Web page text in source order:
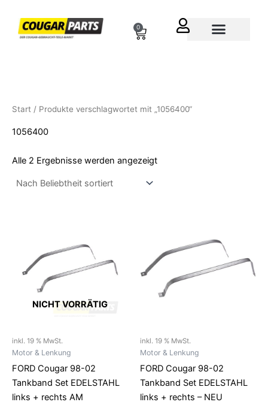
Inhalt
springen
0
Cart
Start / Produkte verschlagwortet mit „1056400“
1056400
Alle 2 Ergebnisse werden angezeigt
sortiert
NICHT VORRÄTIG
inkl. 19 % MwSt.
Motor & Lenkung
FORD Cougar 98-02
Tankband Set EDELSTAHL
links + rechts AM
inkl. 19 % MwSt.
Motor & Lenkung
FORD Cougar 98-02
Tankband Set EDELSTAHL
links + rechts – NEU